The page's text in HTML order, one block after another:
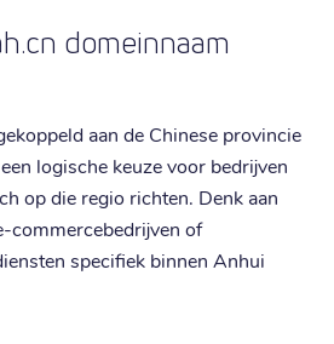
domeinnaam
aan de Chinese provincie
logische keuze voor bedrijven
op die regio richten. Denk aan
commercebedrijven of
specifiek binnen Anhui